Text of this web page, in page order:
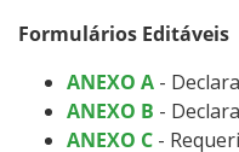
Formulários Editáveis
ANEXO A -
ANEXO B -
ANEXO C -